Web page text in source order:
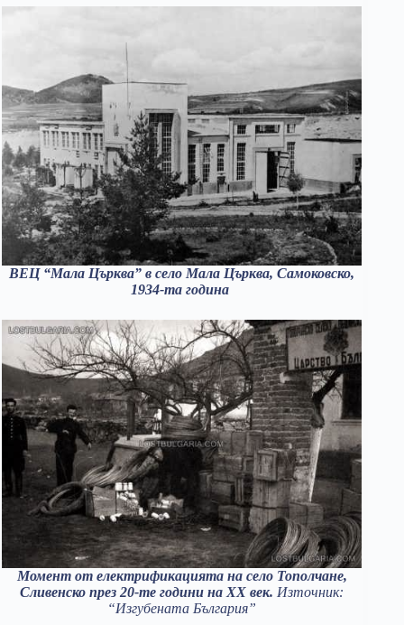
ВЕЦ “Мала Църква” в село Мала Църква, Самоковско,
1934-та година
Момент от електрификацията на село Тополчане,
Сливенско през 20-те години на XX век. Източник:
“Изгубената България”